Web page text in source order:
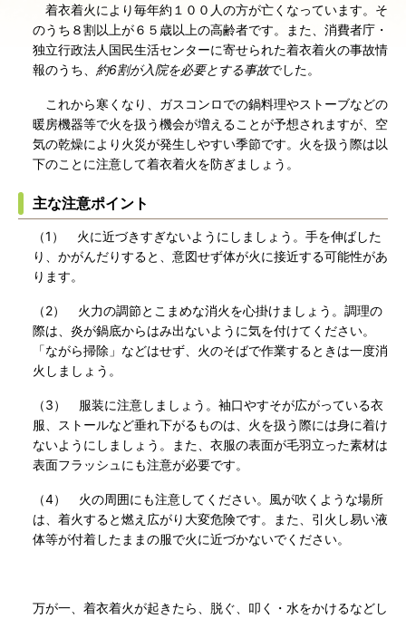
着衣着火により毎年約１００人の方が亡くなっています。そ
のうち８割以上が６５歳以上の高齢者です。また、消費者庁・
独立行政法人国民生活センターに寄せられた着衣着火の事故情
報のうち、 約6割が入院を必要とする事故でした。
これから寒くなり、ガスコンロでの鍋料理やストーブなどの
暖房機器等で火を扱う機会が増えることが予想されますが、空
気の乾燥により火災が発生しやすい季節です。火を扱う際は以
下のことに注意して着衣着火を防ぎましょう。
主な注意ポイント
（1） 火に近づきすぎないようにしましょう。手を伸ばした
り、かがんだりすると、意図せず体が火に接近する可能性があ
ります。
（2） 火力の調節とこまめな消火を心掛けましょう。調理の
際は、炎が鍋底からはみ出ないように気を付けてください。
「ながら掃除」などはせず、火のそばで作業するときは一度消
火しましょう。
（3） 服装に注意しましょう。袖口やすそが広がっている衣
服、ストールなど垂れ下がるものは、火を扱う際には身に着け
ないようにしましょう。また、衣服の表面が毛羽立った素材は
表面フラッシュにも注意が必要です。
（4） 火の周囲にも注意してください。風が吹くような場所
は、着火すると燃え広がり大変危険です。また、引火し易い液
体等が付着したままの服で火に近づかないでください。
万が一、着衣着火が起きたら、脱ぐ、叩く・水をかけるなどし